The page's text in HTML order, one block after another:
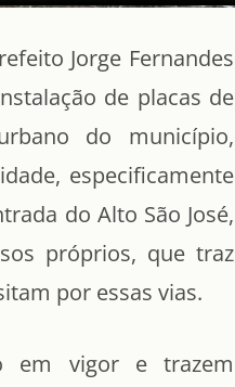
Jorge Fernandes
de placas de
do município,
especificamente
do Alto São José,
próprios, que traz
por essas vias.
em vigor e trazem